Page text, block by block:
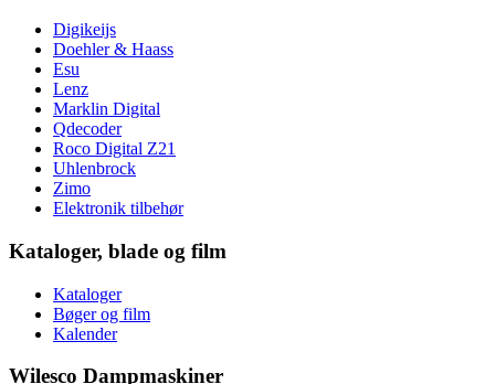
Digikeijs
Doehler & Haass
Esu
Lenz
Marklin Digital
Qdecoder
Roco Digital Z21
Uhlenbrock
Zimo
Elektronik tilbehør
Kataloger, blade og film
Kataloger
Bøger og film
Kalender
Wilesco Dampmaskiner